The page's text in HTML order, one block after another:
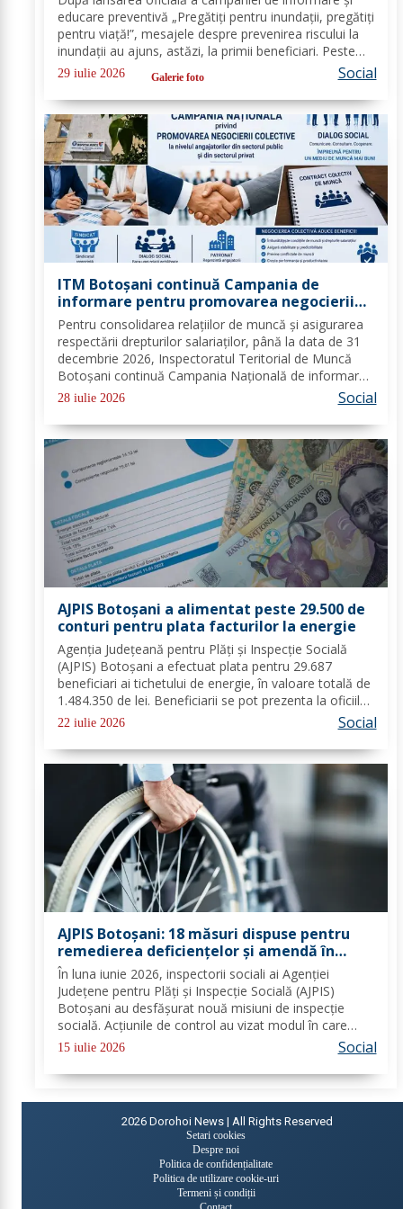
protejeze în cazul inundațiilor
educare preventivă „Pregătiți pentru inundații, pregătiți
pentru viață!”, mesajele despre prevenirea riscului la
inundații au ajuns, astăzi, la primii beneficiari. Peste
100 de copii, participanți la tabăra de vară organizată
la Biserica „Sfântul...
29 iulie 2026 Galerie foto Social
ITM Botoșani continuă Campania de
informare pentru promovarea negocierii
colective la nivelul angajatorilor din
sectorul public și privat
Pentru consolidarea relațiilor de muncă și asigurarea
respectării drepturilor salariaților, până la data de 31
decembrie 2026, Inspectoratul Teritorial de Muncă
Botoșani continuă Campania Națională de informare
pentru promovarea negocierilor colective la nivelul
28 iulie 2026 Social
AJPIS Botoșani a alimentat peste 29.500 de
conturi pentru plata facturilor la energie
Agenția Județeană pentru Plăți și Inspecție Socială
(AJPIS) Botoșani a efectuat plata pentru 29.687
beneficiari ai tichetului de energie, în valoare totală de
1.484.350 de lei. Beneficiarii se pot prezenta la oficiile
poștale cu factura pentru a utiliza suma la plata
22 iulie 2026 Social
AJPIS Botoșani: 18 măsuri dispuse pentru
remedierea deficiențelor și amendă în
valoare de 80.000 lei aplicate de inspectorii
sociali
În luna iunie 2026, inspectorii sociali ai Agenției
Județene pentru Plăți și Inspecție Socială (AJPIS)
Botoșani au desfășurat nouă misiuni de inspecție
socială. Acțiunile de control au vizat modul în care
sunt respectate standardele minime de calitate în
15 iulie 2026 Social
2026 Dorohoi News | All Rights Reserved
Setari cookies
Despre noi
Politica de confidențialitate
Politica de utilizare cookie-uri
Termeni și condiții